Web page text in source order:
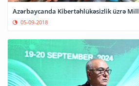
Azərbaycanda Kibertəhlükəsizlik üzrə
05-09-2018